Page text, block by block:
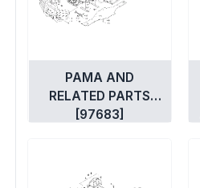
РАМА AND
RELATED PARTS
[97683]